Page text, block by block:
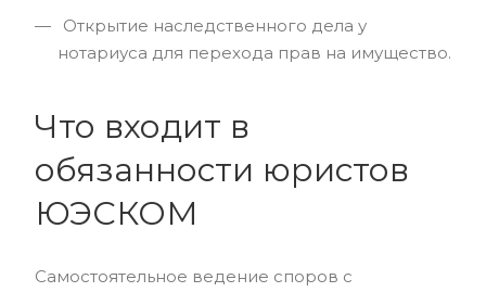
Открытие наследственного дела у
нотариуса для перехода прав на имущество.
Что входит в
обязанности юристов
ЮЭСКОМ
Самостоятельное ведение споров с